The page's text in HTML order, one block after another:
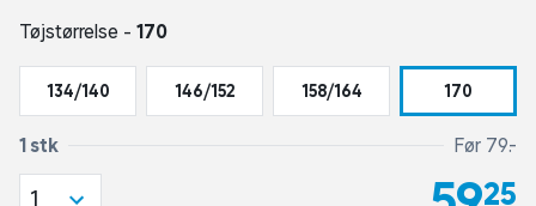
Tøjstørrelse - 170
134/140 146/152 158/164 170
1 stk Før 79,-
1